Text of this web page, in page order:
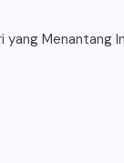
yang Menantang